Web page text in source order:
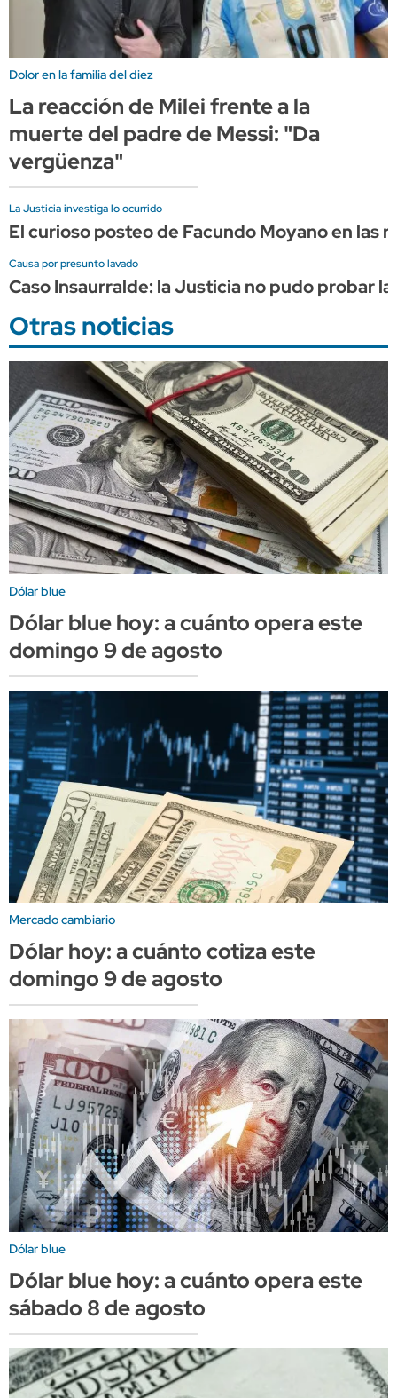
Dolor en la familia del diez
La reacción de Milei frente a la
muerte del padre de Messi: "Da
vergüenza"
La Justicia investiga lo ocurrido
El curioso posteo de Facundo Moyano en las
Causa por presunto lavado
Caso Insaurralde: la Justicia no pudo probar
Otras noticias
Dólar blue
Dólar blue hoy: a cuánto opera este
domingo 9 de agosto
Mercado cambiario
Dólar hoy: a cuánto cotiza este
domingo 9 de agosto
Dólar blue
Dólar blue hoy: a cuánto opera este
sábado 8 de agosto